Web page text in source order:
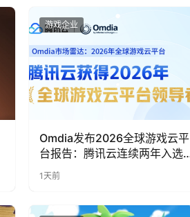
游戏企业
Omdia发布2026全球游戏云平
台报告：腾讯云连续两年入选
“领导者”象限
1天前